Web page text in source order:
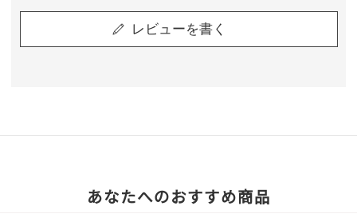
レビューを書く
あなたへのおすすめ商品